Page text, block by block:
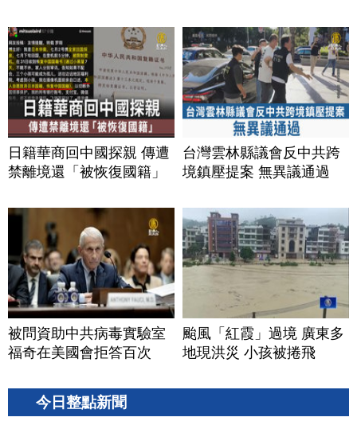
日籍華商回中國探親 傳遭
禁離境還「被恢復國籍」
台灣雲林縣議會反中共跨
境鎮壓提案 無異議通過
被問資助中共病毒實驗室
福奇在美國會拒答百次
颱風「紅霞」過境 廣東多
地現洪災 小孩被捲飛
今日整點新聞